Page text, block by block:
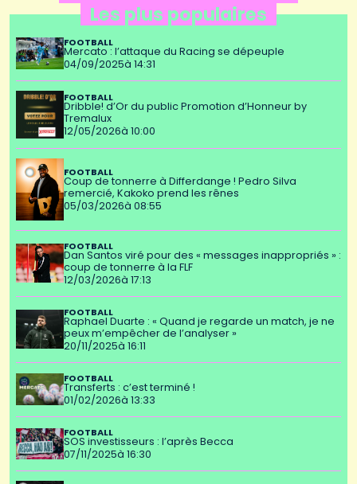
Les plus populaires
FOOTBALL
Mercato : l’attaque du Racing se dépeuple
04/09/2025à 14:31
FOOTBALL
Dribble! d’Or du public Promotion d’Honneur by
Tremalux
12/05/2026à 10:00
FOOTBALL
Coup de tonnerre à Differdange ! Pedro Silva
remercié, Kakoko prend les rênes
05/03/2026à 08:55
FOOTBALL
Dan Santos viré pour des « messages inappropriés » :
coup de tonnerre à la FLF
12/03/2026à 17:13
FOOTBALL
Raphael Duarte : « Quand je regarde un match, je ne
peux m’empêcher de l’analyser »
20/11/2025à 16:11
FOOTBALL
Transferts : c’est terminé !
01/02/2026à 13:33
FOOTBALL
SOS investisseurs : l’après Becca
07/11/2025à 16:30